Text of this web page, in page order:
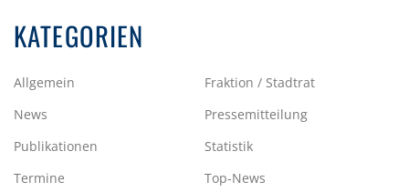
KATEGORIEN
Allgemein
Fraktion / Stadtrat
News
Pressemitteilung
Publikationen
Statistik
Termine
Top-News